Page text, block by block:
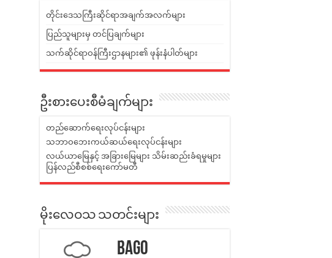
တိုင်းဒေသကြီးဆိုင်ရာအချက်အလက်များ
ပြည်သူများမှ တင်ပြချက်များ
သက်ဆိုင်ရာဝန်ကြီးဌာနများ၏ ဖုန်းနံပါတ်များ
ဦးစားပေးစီမံချက်များ
တည်ဆောက်ရေးလုပ်ငန်းများ
သဘာဝဘေးကယ်ဆယ်ရေးလုပ်ငန်းများ
လယ်ယာမြေနှင့် အခြားမြေများ သိမ်းဆည်းခံရမှုများ
ပြန်လည်စီစစ်ရေးကော်မတီ
မိုးလေဝသ သတင်းများ
Bago